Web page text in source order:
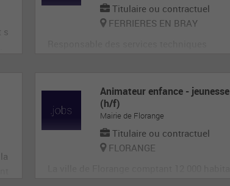
s
Titulaire ou contractuel
FERRIERES EN BRAY
Animateur enfance - jeunesse
(h/f)
Mairie de Florange
Titulaire ou contractuel
FLORANGE